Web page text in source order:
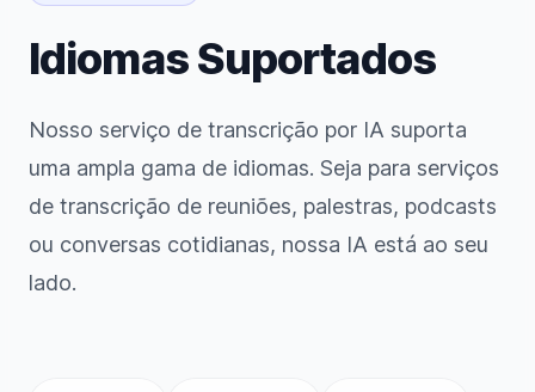
Idiomas Suportados
Nosso serviço de transcrição por IA suporta
uma ampla gama de idiomas. Seja para serviços
de transcrição de reuniões, palestras, podcasts
ou conversas cotidianas, nossa IA está ao seu
lado.